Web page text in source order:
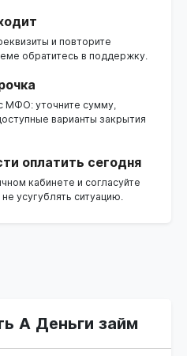
и повторите
обратитесь в поддержку.
МФО: уточните сумму,
варианты закрытия
оплатить сегодня
кабинете и согласуйте
усугублять ситуацию.
А Деньги займ